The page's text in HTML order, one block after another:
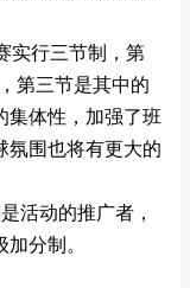
实行三节制，第
第三节是其中的
集体性，加强了班
氛围也将有更大的
活动的推广者，
分制。